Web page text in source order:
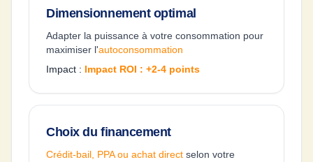
Dimensionnement optimal
Adapter la puissance à votre consommation pour
maximiser l'autoconsommation
Impact : Impact ROI : +2-4 points
Choix du financement
Crédit-bail, PPA ou achat direct selon votre